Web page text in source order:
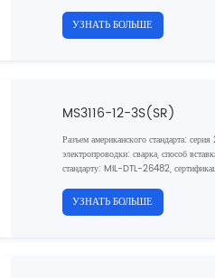
УЗНАТЬ БОЛЬШЕ
MS3116-12-3S(SR)
Разъем американского стандарта:
электропроводки: сварка, способ
стандарту: MIL-DTL-26482,
УЗНАТЬ БОЛЬШЕ